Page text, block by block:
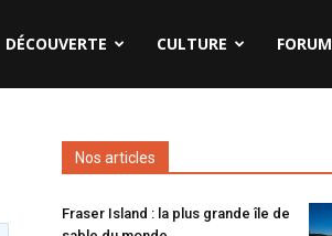
DÉCOUVERTE CULTURE FORUM
Nos articles
Fraser Island : la plus grande île de